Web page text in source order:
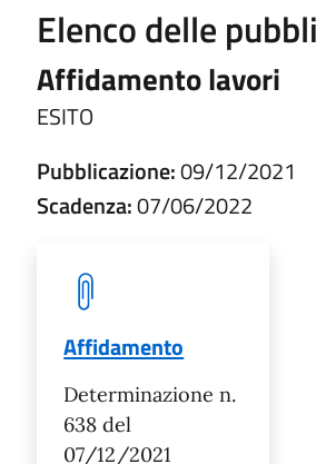
Elenco delle
Affidamento lavori
ESITO
Pubblicazione:09/12/2021
Scadenza:07/06/2022
Affidamento
Determinazione n.
638 del
07/12/2021